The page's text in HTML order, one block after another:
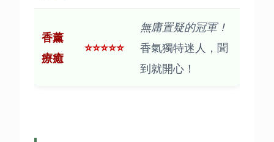
香薰
療癒
⭐⭐⭐⭐⭐
無庸置疑的冠軍！
香氣獨特迷人，聞
到就開心！